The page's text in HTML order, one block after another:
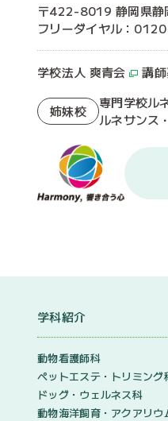
〒422-8019 静岡県静
フリーダイヤル：
学校法人 爽青会 講
姉妹校
専門学校ル
ルネサンス
学科紹介
動物看護師科
ペットエステ・トリミング
ドッグ・ウェルネス科
動物海洋飼育・アクアリウ